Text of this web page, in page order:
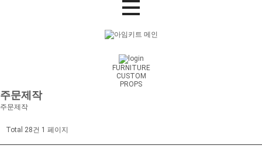
FURNITURE
CUSTOM
PROPS
주문제작
주문제작
Total 28건 1 페이지